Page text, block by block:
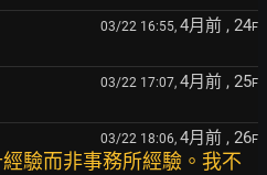
03/22 16:55, 4月前 , 24F
03/22 17:07, 4月前 , 25F
03/22 18:06, 4月前 , 26F
驗而非事務所經驗。我不